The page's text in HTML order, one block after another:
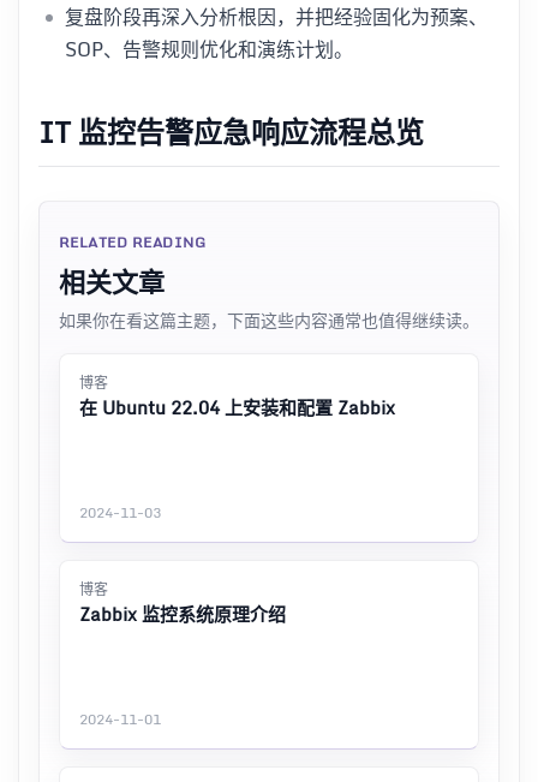
复盘阶段再深入分析根因，并把经验固化为预案、
SOP、告警规则优化和演练计划。
IT 监控告警应急响应流程总览
RELATED READING
相关文章
如果你在看这篇主题，下面这些内容通常也值得继续读。
博客
在 Ubuntu 22.04 上安装和配置 Zabbix
2024-11-03
博客
Zabbix 监控系统原理介绍
2024-11-01